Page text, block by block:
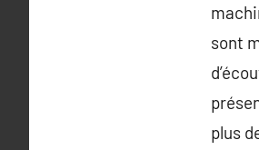
sont
plus